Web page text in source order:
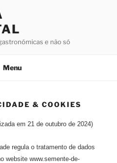
e não só
Menu
& COOKIES
em 21 de outubro de 2024)
regula o tratamento de dados
website www.semente-de-